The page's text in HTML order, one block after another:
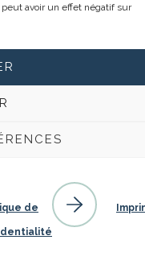
avoir un effet négatif sur
de
Une conception